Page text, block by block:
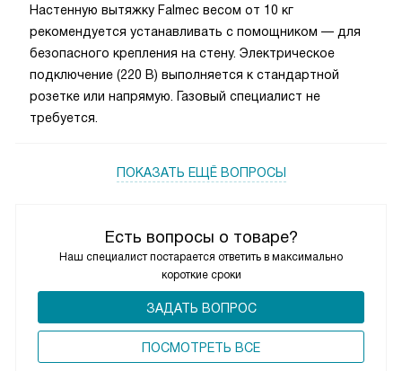
Есть вопросы о товаре?
Наш специалист постарается ответить в максимально
короткие сроки
ЗАДАТЬ ВОПРОС
ПОCМОТРЕТЬ ВСЕ
Настенную вытяжку Falmec весом от 10 кг
рекомендуется устанавливать с помощником — для
безопасного крепления на стену. Электрическое
подключение (220 В) выполняется к стандартной
розетке или напрямую. Газовый специалист не
требуется.
ПОКАЗАТЬ ЕЩЁ ВОПРОСЫ